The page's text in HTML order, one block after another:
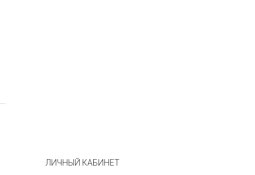
ЛИЧНЫЙ КАБИНЕТ